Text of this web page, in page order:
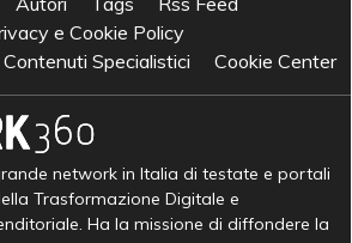
e Cookie Policy
Specialistici
Cookie Center
network in Italia di testate e portali
Trasformazione Digitale e
Ha la missione di diffondere la